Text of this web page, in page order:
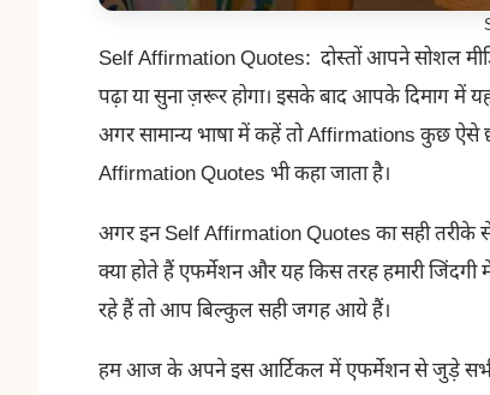
Self Affirmation Quotes: दोस्तों आपने सोशल
पढ़ा या सुना ज़रूर होगा। इसके बाद आपके दिमाग में
अगर सामान्य भाषा में कहें तो Affirmations कुछ
Affirmation Quotes भी कहा जाता है।
अगर इन Self Affirmation Quotes का सही तरीके से
क्या होते हैं एफर्मेशन और यह किस तरह हमारी
रहे हैं तो आप बिल्कुल सही जगह आये हैं।
हम आज के अपने इस आर्टिकल में एफर्मेशन से जुड़े